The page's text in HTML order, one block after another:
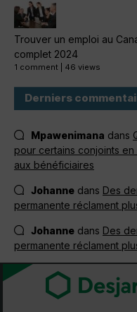
Trouver un emploi au
complet 2024
1 comment 46 views
Derniers
Mpawenimana dans
pour certains conjoints
aux bénéficiaires
Johanne dans Des
permanente réclament
Johanne dans Des
permanente réclament
Jacem Bennasr
permanente réclament